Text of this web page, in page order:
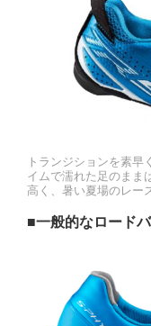
トランジションを素
イムで濡れた足のまま
高く、暑い夏場のレー
■一般的なロード